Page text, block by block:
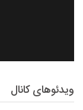
ویدئوهای کانال